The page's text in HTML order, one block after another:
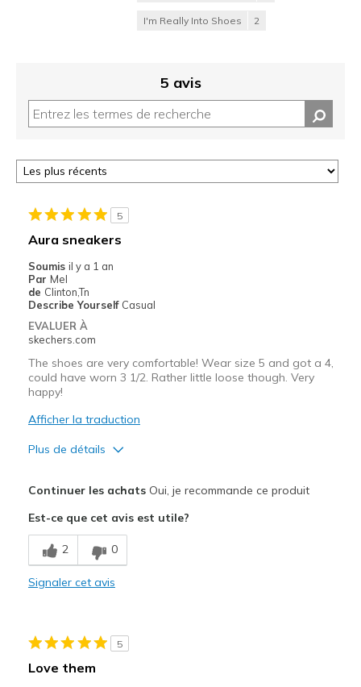
I'm Really Into Shoes 2
5 avis
5
Aura sneakers
Soumis il y a 1 an
Par Mel
de Clinton,Tn
Describe Yourself Casual
EVALUER À
skechers.com
The shoes are very comfortable! Wear size 5 and got a 4,
could have worn 3 1/2. Rather little loose though. Very
happy!
Afficher la traduction
Plus de détails
Comfortable
Les meilleures utilisations
Work
Sizing
Feels half size too big
View On Shoes
Continuer les achatsOui, je recommande ce produit
Est-ce que cet avis est utile?
2 0
Signaler cet avis
5
Love them